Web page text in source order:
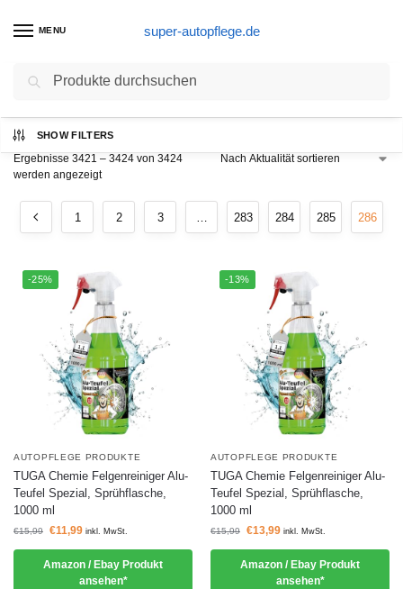
MENU super-autopflege.de
Start Seite 286
SHOW FILTERS
Ergebnisse 3421 – 3424 von 3424
werden angezeigt
1 2 3 … 283 284 285 286
-25%
AUTOPFLEGE PRODUKTE
TUGA Chemie Felgenreiniger Alu-
Teufel Spezial, Sprühflasche,
1000 ml
€15,99 €11,99 inkl. MwSt.
Amazon / Ebay Produkt
ansehen*
-13%
AUTOPFLEGE PRODUKTE
TUGA Chemie Felgenreiniger Alu-
Teufel Spezial, Sprühflasche,
1000 ml
€15,99 €13,99 inkl. MwSt.
Amazon / Ebay Produkt
ansehen*